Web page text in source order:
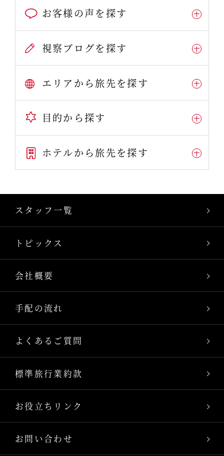
お客様の声を探す
視察ブログを探す
エリアから旅先を探す
目的から探す
ホテルから旅先を探す
スタッフ一覧
トピックス
会社概要
手配の流れ
よくあるご質問
標準旅行業約款
お役立ちリンク
お問い合わせ